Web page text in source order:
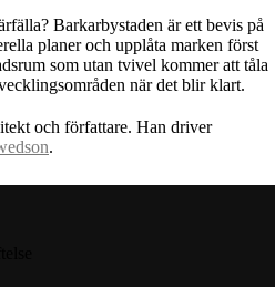
Barkarbystaden är ett bevis på
planer och upplåta marken först
som utan tvivel kommer att tåla
när det blir klart.
och författare. Han driver
.